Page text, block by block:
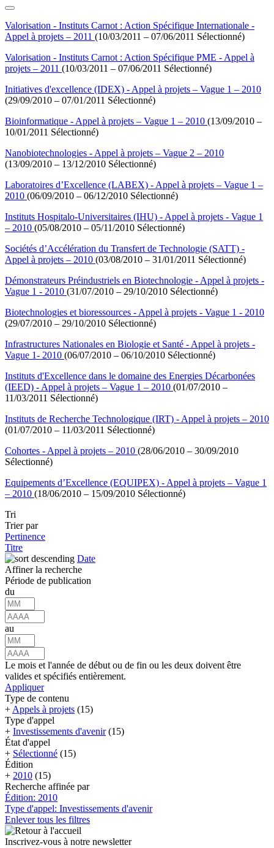
Valorisation - Instituts Carnot : Action Spécifique Internationale -
Appel à projets – 2011 (10/03/2011 – 07/06/2011 Sélectionné)
Valorisation - Instituts Carnot : Action Spécifique PME - Appel à
projets – 2011 (10/03/2011 – 07/06/2011 Sélectionné)
Initiatives d'excellence (IDEX) - Appel à projets – Vague 1 – 2010
(29/09/2010 – 07/01/2011 Sélectionné)
Bioinformatique - Appel à projets – Vague 1 – 2010 (13/09/2010 –
10/01/2011 Sélectionné)
Nanobiotechnologies - Appel à projets – Vague 2 – 2010
(13/09/2010 – 13/12/2010 Sélectionné)
Laboratoires d’Excellence (LABEX) - Appel à projets – Vague 1 –
2010 (06/09/2010 – 06/12/2010 Sélectionné)
Instituts Hospitalo-Universitaires (IHU) - Appel à projets - Vague 1
– 2010 (05/08/2010 – 05/11/2010 Sélectionné)
Sociétés d’Accélération du Transfert de Technologie (SATT) -
Appel à projets – 2010 (03/08/2010 – 31/01/2011 Sélectionné)
Démonstrateurs Préindustriels en Biotechnologie - Appel à projets -
Vague 1 - 2010 (31/07/2010 – 29/10/2010 Sélectionné)
Biotechnologies et bioressources - Appel à projets - Vague 1 - 2010
(29/07/2010 – 29/10/2010 Sélectionné)
Infrastructures Nationales en Biologie et Santé - Appel à projets -
Vague 1- 2010 (06/07/2010 – 06/10/2010 Sélectionné)
Instituts d'Excellence dans le domaine des Energies Décarbonées
(IEED) - Appel à projets – Vague 1 – 2010 (01/07/2010 –
11/03/2011 Sélectionné)
Instituts de Recherche Technologique (IRT) - Appel à projets – 2010
(01/07/2010 – 11/03/2011 Sélectionné)
Cohortes - Appel à projets – 2010 (28/06/2010 – 30/09/2010
Sélectionné)
Equipements d’Excellence (EQUIPEX) - Appel à projets – Vague 1
– 2010 (18/06/2010 – 15/09/2010 Sélectionné)
Tri
Trier par
Pertinence
Titre
Date
Affiner la recherche
Période de publication
du
au
Le mois et l'année de début ou de fin ou les deux doivent être
valides et spécifiés entièrement.
Appliquer
Type de contenu
+ Appels à projets (15)
Type d'appel
+ Investissements d'avenir (15)
État d'appel
+ Sélectionné (15)
Édition
+ 2010 (15)
Recherche affinée par
Édition: 2010
Type d'appel: Investissements d'avenir
Enlever tous les filtres
Inscrivez-vous à notre newsletter